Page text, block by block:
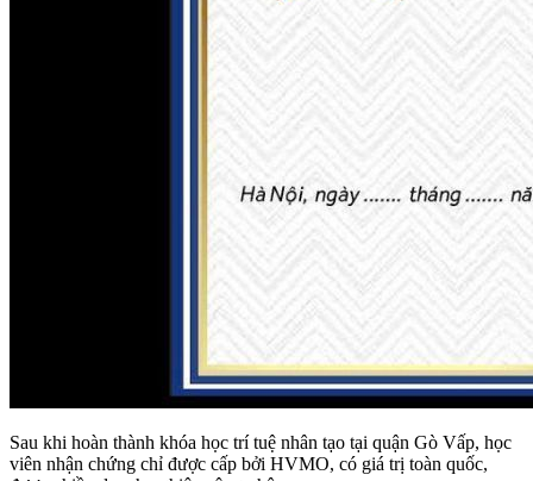
Sau khi hoàn thành khóa học trí tuệ nhân tạo tại quận Gò Vấp, học
viên nhận chứng chỉ được cấp bởi HVMO, có giá trị toàn quốc,